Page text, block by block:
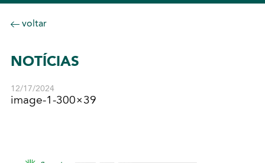
voltar
NOTÍCIAS
12/17/2024
image-1-300×39